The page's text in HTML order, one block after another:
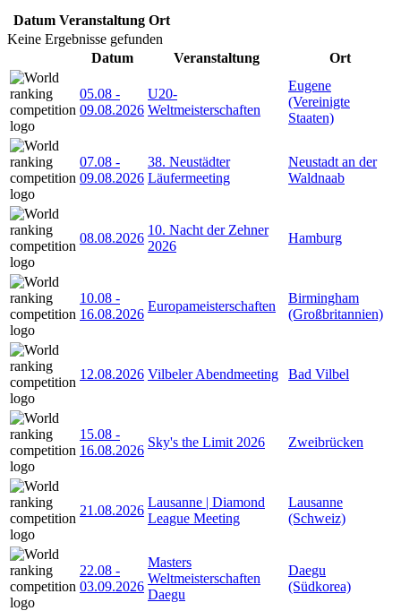
Datum Veranstaltung Ort
Keine Ergebnisse gefunden
Datum
Veranstaltung Ort
05.08 -
09.08.2026
U20-
Weltmeisterschaften
Eugene
(Vereinigte
Staaten)
07.08 -
09.08.2026
38. Neustädter
Läufermeeting
Neustadt an der
Waldnaab
08.08.2026
10. Nacht der Zehner
2026
Hamburg
10.08 -
16.08.2026
Europameisterschaften
Birmingham
(Großbritannien)
12.08.2026 Vilbeler Abendmeeting Bad Vilbel
15.08 -
16.08.2026
Sky's the Limit 2026 Zweibrücken
21.08.2026
Lausanne | Diamond
League Meeting
Lausanne
(Schweiz)
22.08 -
03.09.2026
Masters
Weltmeisterschaften
Daegu
Daegu
(Südkorea)